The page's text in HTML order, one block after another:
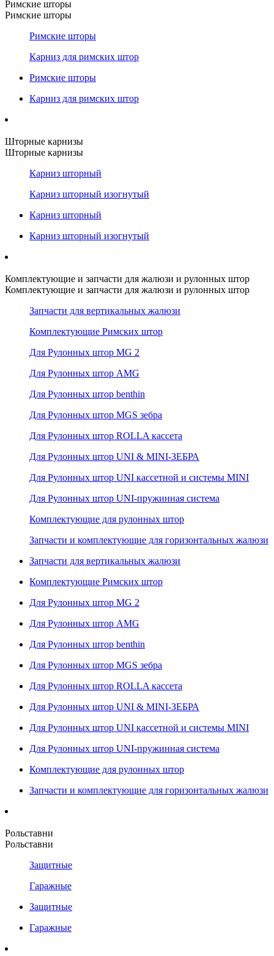
Римские шторы
Римские шторы
Римские шторы
Карниз для римских штор
Римские шторы
Карниз для римских штор
Шторные карнизы
Шторные карнизы
Карниз шторный
Карниз шторный изогнутый
Карниз шторный
Карниз шторный изогнутый
Комплектующие и запчасти для жалюзи и рулонных штор
Комплектующие и запчасти для жалюзи и рулонных штор
Запчасти для вертикальных жалюзи
Комплектующие Римских штор
Для Рулонных штор MG 2
Для Рулонных штор AMG
Для Рулонных штор benthin
Для Рулонных штор MGS зебра
Для Рулонных штор ROLLA кассета
Для Рулонных штор UNI & MINI-ЗЕБРА
Для Рулонных штор UNI кассетной и системы MINI
Для Рулонных штор UNI-пружинная система
Комплектующие для рулонных штор
Запчасти и комплектующие для горизонтальных жалюзи
Запчасти для вертикальных жалюзи
Комплектующие Римских штор
Для Рулонных штор MG 2
Для Рулонных штор AMG
Для Рулонных штор benthin
Для Рулонных штор MGS зебра
Для Рулонных штор ROLLA кассета
Для Рулонных штор UNI & MINI-ЗЕБРА
Для Рулонных штор UNI кассетной и системы MINI
Для Рулонных штор UNI-пружинная система
Комплектующие для рулонных штор
Запчасти и комплектующие для горизонтальных жалюзи
Рольставни
Рольставни
Защитные
Гаражные
Защитные
Гаражные